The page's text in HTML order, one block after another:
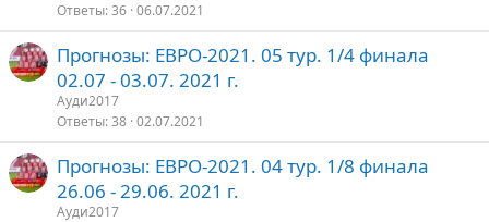
Ответы 36 06.07.2021
Прогнозы: ЕВРО-2021. 05 тур. 1/4 финала
02.07 - 03.07. 2021 г.
Ауди2017
Ответы 38 02.07.2021
Прогнозы: ЕВРО-2021. 04 тур. 1/8 финала
26.06 - 29.06. 2021 г.
Ауди2017